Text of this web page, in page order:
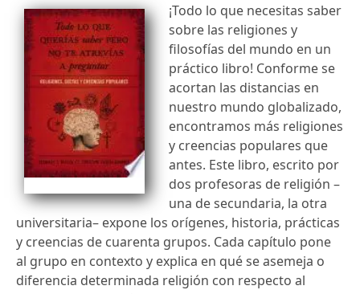
¡Todo lo que necesitas saber
sobre las religiones y
filosofías del mundo en un
práctico libro! Conforme se
acortan las distancias en
nuestro mundo globalizado,
encontramos más religiones
y creencias populares que
antes. Este libro, escrito por
dos profesoras de religión –
una de secundaria, la otra
universitaria– expone los orígenes, historia, prácticas
y creencias de cuarenta grupos. Cada capítulo pone
al grupo en contexto y explica en qué se asemeja o
diferencia determinada religión con respecto al